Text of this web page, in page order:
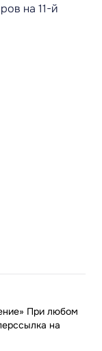
на 11-й
При любом
на